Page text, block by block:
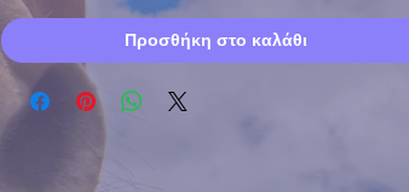
Προσθήκη στο καλάθι